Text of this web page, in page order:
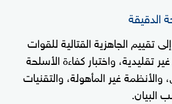
الدقيقة
تقييم الجاهزية القتالية للقوات
تقليدية، واختبار كفاءة الأسلحة
والأنظمة غير المأهولة، والتقنيات
البيان.